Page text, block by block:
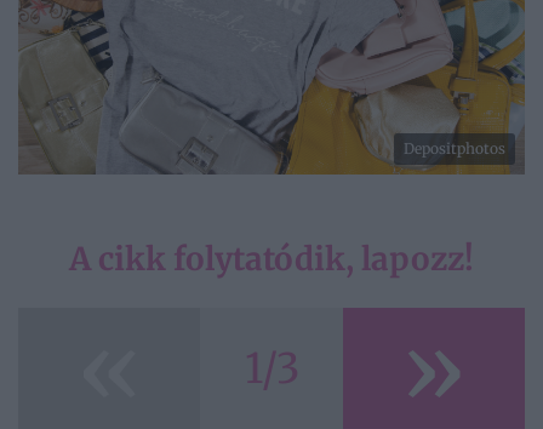
Depositphotos
A cikk folytatódik, lapozz!
1/3 »